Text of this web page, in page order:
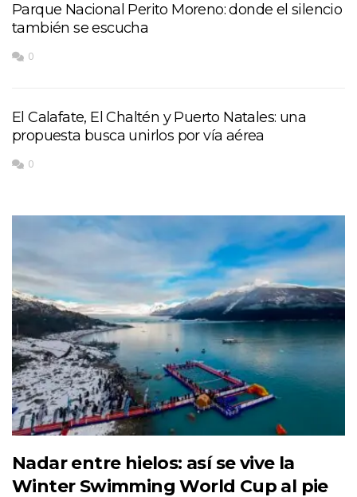
Parque Nacional Perito Moreno: donde el silencio
también se escucha
0
El Calafate, El Chaltén y Puerto Natales: una
propuesta busca unirlos por vía aérea
0
Nadar entre hielos: así se vive la
Winter Swimming World Cup al pie